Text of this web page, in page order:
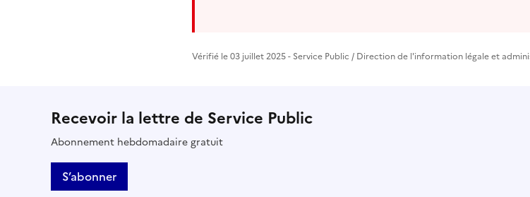
Vérifié le 03 juillet 2025 - Service Public / Direction de l'information légale et
Recevoir la lettre de Service Public
Abonnement hebdomadaire gratuit
S’abonner